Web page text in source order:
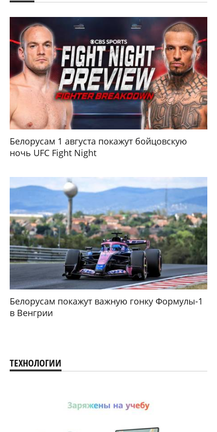
Белорусам 1 августа покажут бойцовскую
ночь UFC Fight Night
Белорусам покажут важную гонку Формулы-1
в Венгрии
ТЕХНОЛОГИИ